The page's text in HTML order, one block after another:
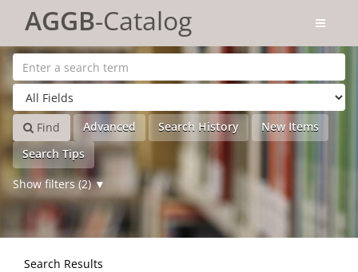
8,636
AGGB-Catalog
Find Advanced Search History
New Items
Search Tips
Show filters (2)
Search Results